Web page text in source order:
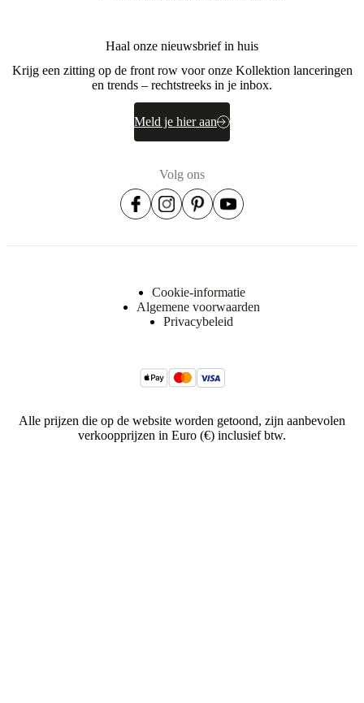
Haal onze nieuwsbrief in huis
Krijg een zitting op de front row voor onze Kollektion lanceringen
en trends – rechtstreeks in je inbox.
Meld je hier aan
Volg ons
Cookie-informatie
Algemene voorwaarden
Privacybeleid
Alle prijzen die op de website worden getoond, zijn aanbevolen
verkoopprijzen in Euro (€) inclusief btw.